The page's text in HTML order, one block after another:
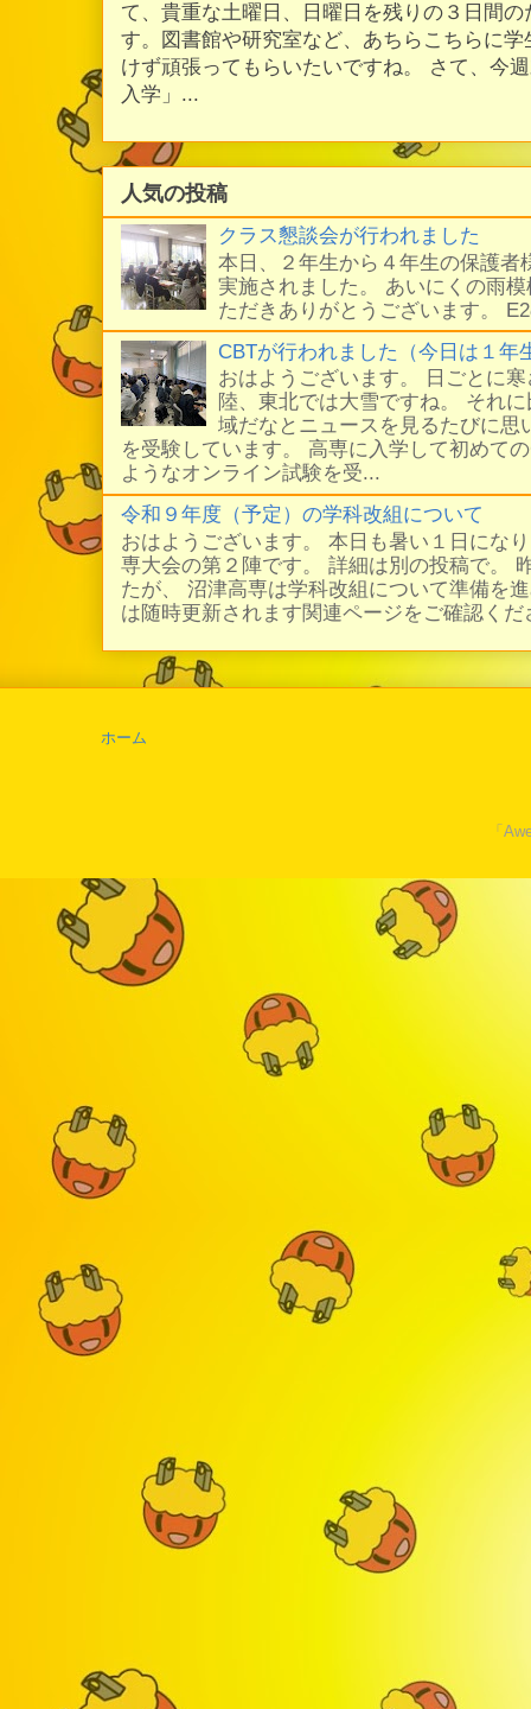
て、貴重な土曜日、日曜日を残りの３日間
す。図書館や研究室など、あちらこちらに
けず頑張ってもらいたいですね。 さて、今
入学」...
人気の投稿
クラス懇談会が行われました
本日、２年生から４年生の保護者
実施されました。 あいにくの雨
ただきありがとうございます。
CBTが行われました（今日は１年
おはようございます。 日ごとに
陸、東北では大雪ですね。 それ
域だなとニュースを見るたびに思
を受験しています。 高専に入学して初めて
ようなオンライン試験を受...
令和９年度（予定）の学科改組について
おはようございます。 本日も暑い１日にな
専大会の第２陣です。 詳細は別の投稿で。
たが、 沼津高専は学科改組について準備を
は随時更新されます関連ページをご確認く
ホーム
「